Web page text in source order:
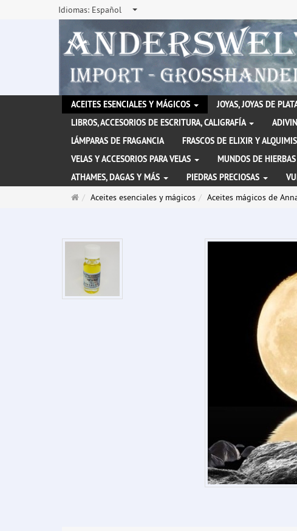
Idiomas: Español
ACEITES ESENCIALES Y MÁGICOS JOYAS, JOYAS DE
LIBROS, ACCESORIOS DE ESCRITURA, CALIGRAFÍA
LÁMPARAS DE FRAGANCIA
FRASCOS DE ELIXIR Y
VELAS Y ACCESORIOS PARA VELAS
MUNDOS DE HIERBAS
ATHAMES, DAGAS Y MÁS
PIEDRAS PRECIOSAS
PáginaAceites esenciales y mágicos Aceites mágicos de